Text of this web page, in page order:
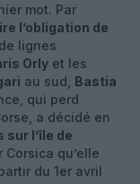
mot. Par
l’obligation de
lignes
Orly et les
au sud, Bastia
qui perd
a décidé en
l’île de
qu’elle
du 1er avril